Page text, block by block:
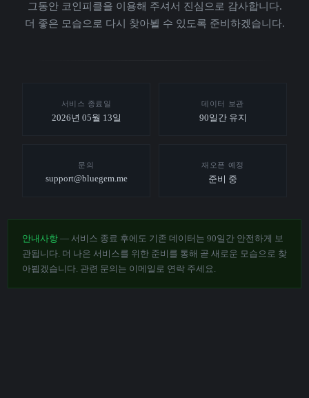
그동안 코인피클을 이용해 주셔서 진심으로 감사합니다.
더 좋은 모습으로 다시 찾아뵐 수 있도록 준비하겠습니다.
서비스 종료일
2026년 05월 13일
데이터 보관
90일간 유지
문의
support@bluegem.me
재오픈 예정
준비 중
안내사항 — 서비스 종료 후에도 기존 데이터는 90일간 안전하게 보
관됩니다. 더 나은 서비스를 위한 준비를 통해 곧 새로운 모습으로 찾
아뵙겠습니다. 관련 문의는 이메일로 연락 주세요.